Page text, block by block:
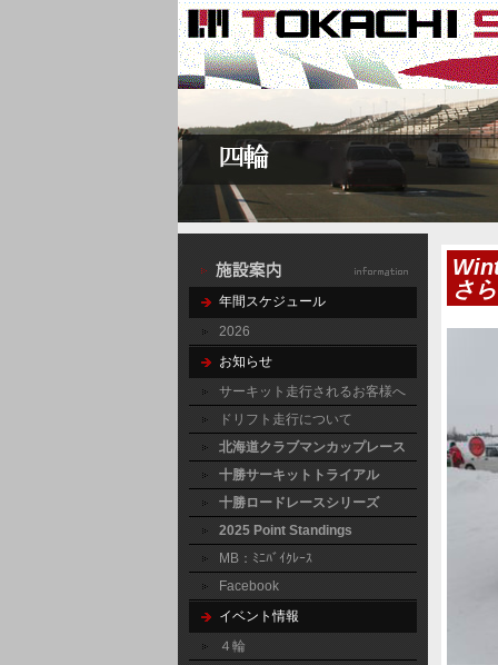
年間スケジュール
2026
お知らせ
サーキット走行されるお客様へ
ドリフト走行について
北海道クラブマンカップレース
十勝サーキットトライアル
十勝ロードレースシリーズ
2025 Point Standings
MB：ﾐﾆﾊﾞｲｸﾚｰｽ
Facebook
イベント情報
４輪
さ